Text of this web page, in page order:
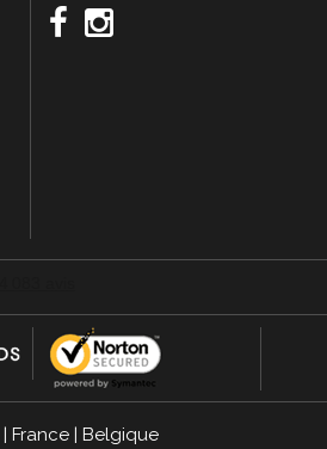
| France | Belgique